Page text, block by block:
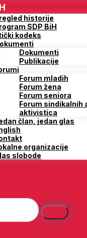
historije
SDP BiH
kodeks
Dokumenti
Publikacije
Forum mladih
Forum žena
Forum seniora
Forum sindikalnih
aktivistica
član, jedan glas
organizacije
slobode